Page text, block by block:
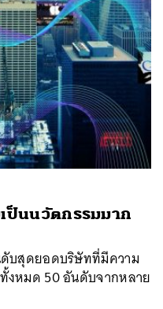
ป็นนวัตกรรมมาก
ดับสุดยอดบริษัทที่มีความ
งหมด 50 อันดับจากหลาย